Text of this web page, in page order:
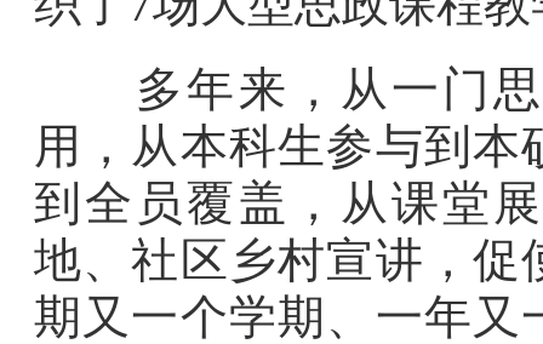
多年来，从一门思
用，从本科生参与到
到全员覆盖，从课堂
地、社区乡村宣讲，促
期又一个学期、一年又